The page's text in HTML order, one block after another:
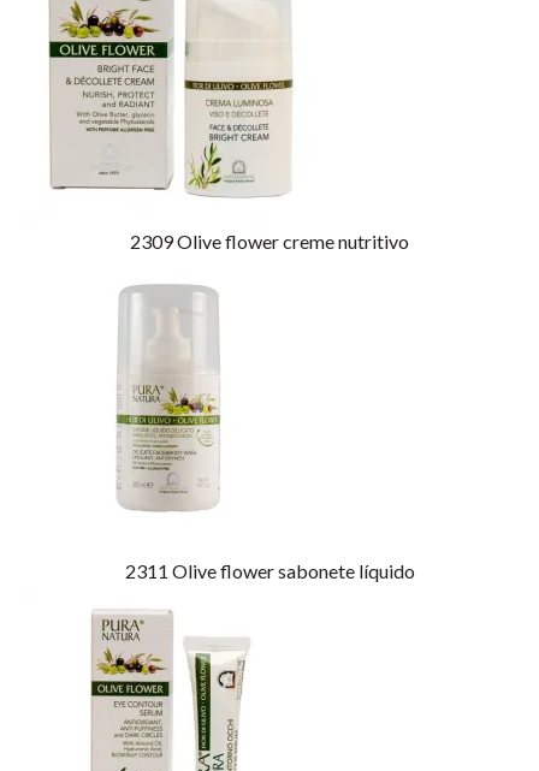
2309Olive flower creme nutritivo
2311 Olive flower sabonete líquido